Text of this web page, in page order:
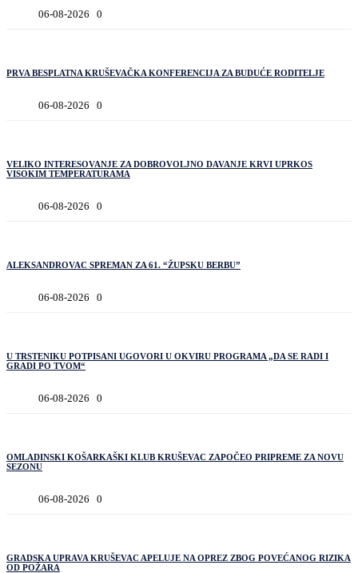
06-08-2026 0
PRVA BESPLATNA KRUŠEVAČKA KONFERENCIJA ZA BUDUĆE RODITELJE
06-08-2026 0
VELIKO INTERESOVANJE ZA DOBROVOLJNO DAVANJE KRVI UPRKOS
VISOKIM TEMPERATURAMA
06-08-2026 0
ALEKSANDROVAC SPREMAN ZA 61. “ŽUPSKU BERBU”
06-08-2026 0
U TRSTENIKU POTPISANI UGOVORI U OKVIRU PROGRAMA „DA SE RADI I
GRADI PO TVOM“
06-08-2026 0
OMLADINSKI KOŠARKAŠKI KLUB KRUŠEVAC ZAPOČEO PRIPREME ZA NOVU
SEZONU
06-08-2026 0
GRADSKA UPRAVA KRUŠEVAC APELUJE NA OPREZ ZBOG POVEĆANOG RIZIKA
OD POŽARA